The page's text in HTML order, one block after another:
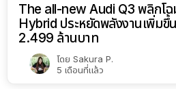
The all-new Audi Q3 พลิกโ
Hybrid ประหยัดพลังงานเพิ่มขึ้
2.499 ล้านบาท
โดย Sakura P.
5 เดือนที่แล้ว